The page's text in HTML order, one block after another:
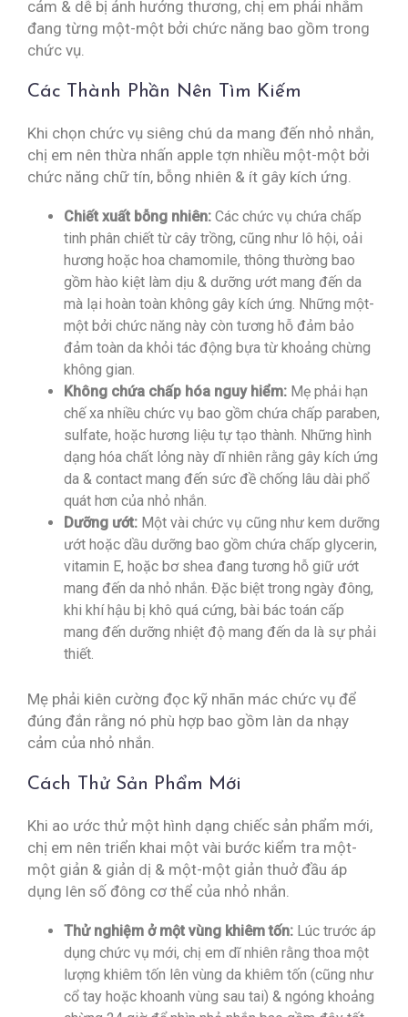
cảm & dễ bị ảnh hưởng thương, chị em phải nhắm
đang từng một-một bởi chức năng bao gồm trong
chức vụ.
Các Thành Phần Nên Tìm Kiếm
Khi chọn chức vụ siêng chú da mang đến nhỏ nhắn,
chị em nên thừa nhấn apple tợn nhiều một-một bởi
chức năng chữ tín, bỗng nhiên & ít gây kích ứng.
Chiết xuất bỗng nhiên: Các chức vụ chứa chấp
tinh phân chiết từ cây trồng, cũng như lô hội, oải
hương hoặc hoa chamomile, thông thường bao
gồm hào kiệt làm dịu & dưỡng ướt mang đến da
mà lại hoàn toàn không gây kích ứng. Những một-
một bởi chức năng này còn tương hỗ đảm bảo
đảm toàn da khỏi tác động bựa từ khoảng chừng
không gian.
Không chứa chấp hóa nguy hiểm: Mẹ phải hạn
chế xa nhiều chức vụ bao gồm chứa chấp paraben,
sulfate, hoặc hương liệu tự tạo thành. Những hình
dạng hóa chất lỏng này dĩ nhiên rằng gây kích ứng
da & contact mang đến sức đề chống lâu dài phổ
quát hơn của nhỏ nhắn.
Dưỡng ướt: Một vài chức vụ cũng như kem dưỡng
ướt hoặc dầu dưỡng bao gồm chứa chấp glycerin,
vitamin E, hoặc bơ shea đang tương hỗ giữ ướt
mang đến da nhỏ nhắn. Đặc biệt trong ngày đông,
khi khí hậu bị khô quá cứng, bài bác toán cấp
mang đến dưỡng nhiệt độ mang đến da là sự phải
thiết.
Mẹ phải kiên cường đọc kỹ nhãn mác chức vụ để
đúng đắn rằng nó phù hợp bao gồm làn da nhạy
cảm của nhỏ nhắn.
Cách Thử Sản Phẩm Mới
Khi ao ước thử một hình dạng chiếc sản phẩm mới,
chị em nên triển khai một vài bước kiểm tra một-
một giản & giản dị & một-một giản thuở đầu áp
dụng lên số đông cơ thể của nhỏ nhắn.
Thử nghiệm ở một vùng khiêm tốn: Lúc trước áp
dụng chức vụ mới, chị em dĩ nhiên rằng thoa một
lượng khiêm tốn lên vùng da khiêm tốn (cũng như
cổ tay hoặc khoanh vùng sau tai) & ngóng khoảng